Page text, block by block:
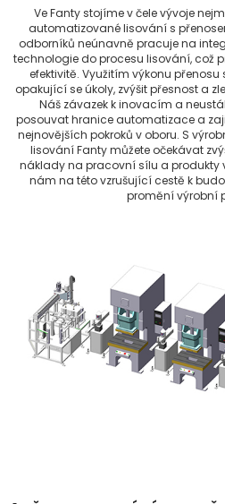
Ve Fanty stojíme v čele vývoje
automatizované lisování s
odborníků neúnavně pracuje na
technologie do procesu lisování, což
efektivitě. Využitím výkonu
opakující se úkoly, zvýšit přesnost a
Náš závazek k inovacím a
posouvat hranice automatizace a
nejnovějších pokroků v oboru. S
lisování Fanty můžete očekávat
náklady na pracovní sílu a produkty
nám na této vzrušující cestě k
promění výrobní